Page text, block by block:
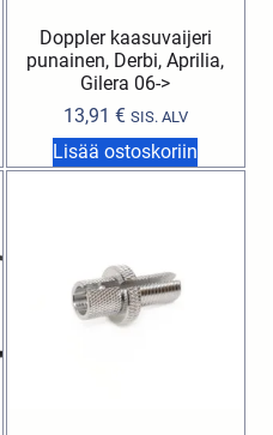
Doppler kaasuvaijeri
punainen, Derbi, Aprilia,
Gilera 06->
13,91 € SIS. ALV
Lisää ostoskoriin